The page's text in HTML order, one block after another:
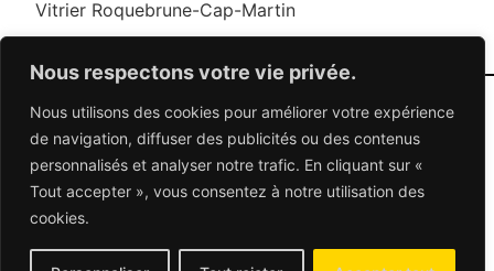
Nous respectons votre vie privée.
Nous utilisons des cookies pour améliorer votre expérience
de navigation, diffuser des publicités ou des contenus
personnalisés et analyser notre trafic. En cliquant sur «
Tout accepter », vous consentez à notre utilisation des
cookies.
Vitrier Roquebrune-Cap-Martin
06 95 95 70 70
© 2026 Dépannage Vitrier - Tous droits réservés
Dépannage vitrerie en France : Des solutions
adaptées à vos besoins